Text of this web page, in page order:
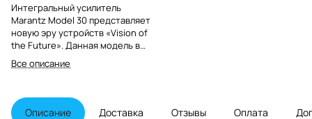
Интегральный усилитель
Marantz Model 30 представляет
новую эру устройств «Vision of
the Future». Данная модель в
первую очередь выделяется
дизайном: ранее Marantz уже
двухслойной фронтальной
панелью, но в Model 30 решила
Все описание
Описание Доставка Отзывы Оплата